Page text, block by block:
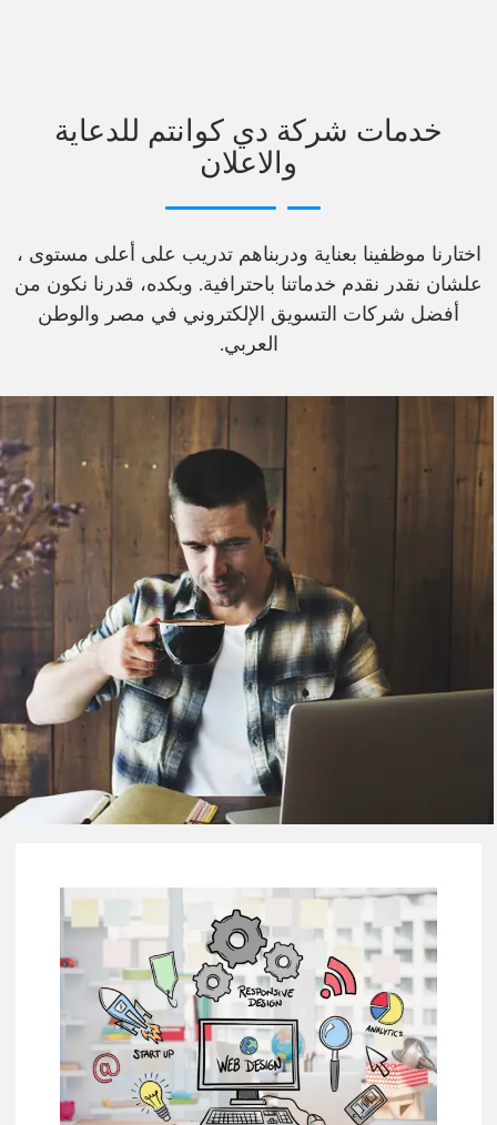
خدمات شركة دي كوانتم للدعاية
والاعلان
اختارنا موظفينا بعناية ودربناهم تدريب على أعلى مستوى ،
علشان نقدر نقدم خدماتنا باحترافية. وبكده، قدرنا نكون من
أفضل شركات التسويق الإلكتروني في مصر والوطن
العربي.